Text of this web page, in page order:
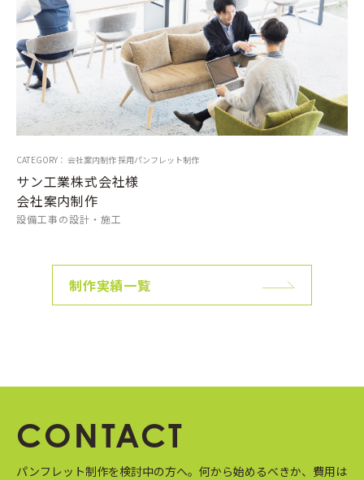
CATEGORY： 会社案内制作 採用パンフレット制作
サン工業株式会社様
会社案内制作
設備工事の設計・施工
制作実績一覧
CONTACT
パンフレット制作を検討中の方へ。 何から始めるべきか、費用は